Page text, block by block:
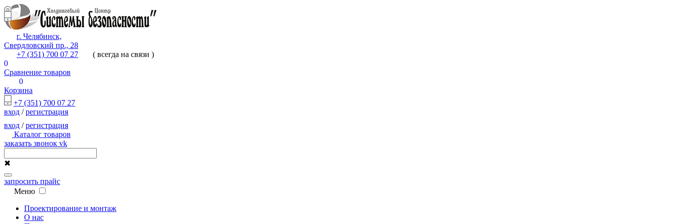
г. Челябинск,
Свердловский пр., 28
+7 (351) 700 07 27
( всегда на связи )
0
Сравнение товаров
0
Корзина
+7 (351) 700 07 27
вход /регистрация
вход /регистрация
Каталог товаров
заказать звонок vk
✖
запросить прайс
Меню
Проектирование и монтаж
О нас